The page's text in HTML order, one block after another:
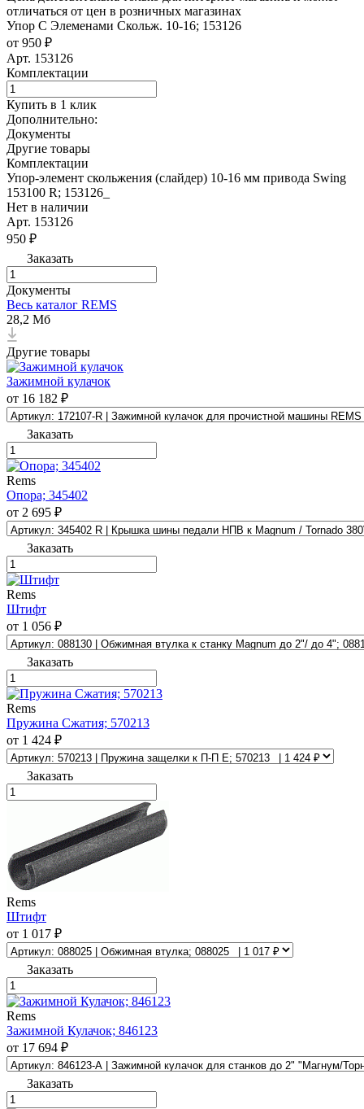
отличаться от цен в розничных магазинах
Упор С Элеменами Скольж. 10-16; 153126
от 950 ₽
Арт. 153126
Комплектации
Купить в 1 клик
Дополнительно:
Документы
Другие товары
Комплектации
Упор-элемент скольжения (слайдер) 10-16 мм привода Swing
153100 R; 153126_
Нет в наличии
Арт. 153126
950 ₽
Заказать
Документы
Весь каталог REMS
28,2 Мб
Другие товары
Зажимной кулачок
от 16 182 ₽
Заказать
Rems
Опора; 345402
от 2 695 ₽
Заказать
Rems
Штифт
от 1 056 ₽
Заказать
Rems
Пружина Сжатия; 570213
от 1 424 ₽
Заказать
Rems
Штифт
от 1 017 ₽
Заказать
Rems
Зажимной Кулачок; 846123
от 17 694 ₽
Заказать